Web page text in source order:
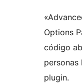
Options
código
personas
plugin.